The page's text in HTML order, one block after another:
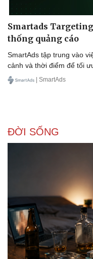
Doanh nghiệp
Thông tin doanh nghiệp
Doanh nghiệp 24h
Doanh nhân
Smartads
thống quảng cáo
SmartAds tập trung vào
cảnh và thời điểm để tối
| SmartAds
ĐỜI SỐNG